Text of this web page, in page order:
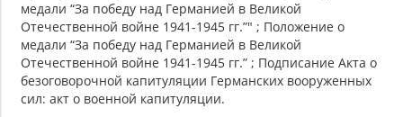
медали “За победу над Германией в Великой
Отечественной войне 1941-1945 гг.”" ; Положение о
медали “За победу над Германией в Великой
Отечественной войне 1941-1945 гг.” ; Подписание Акта о
безоговорочной капитуляции Германских вооруженных
сил: акт о военной капитуляции.